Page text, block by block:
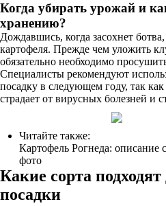
Когда убирать урожай и
хранению?
Дождавшись, когда засохнет
картофеля. Прежде чем уложить
обязательно необходимо
Специалисты рекомендуют
посадку в следующем году, так как
страдает от вирусных болезней и
Читайте также:
Картофель Рогнеда: описание
фото
Какие сорта
посадки